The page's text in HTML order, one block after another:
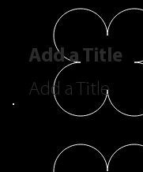
Add a Title
Add a Title